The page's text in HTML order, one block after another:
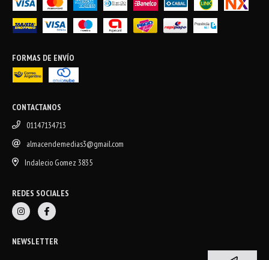
FORMAS DE ENVÍO
CONTACTANOS
01147134713
almacendemedias3@gmail.com
Indalecio Gomez 3835
REDES SOCIALES
NEWSLETTER